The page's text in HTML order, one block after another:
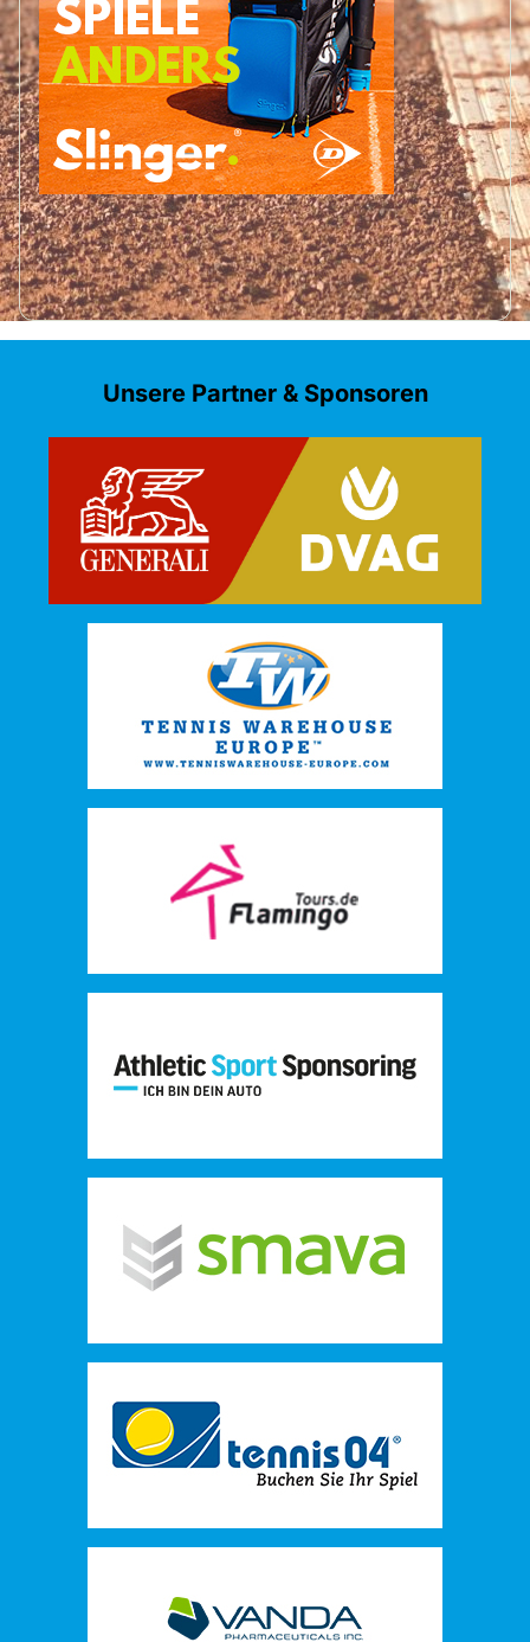
Unsere Partner & Sponsoren